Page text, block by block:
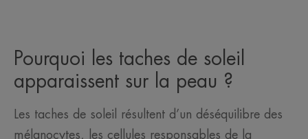
Pourquoi les taches de soleil
apparaissent sur la peau ?
Les taches de soleil résultent d’un déséquilibre des
mélanocytes, les cellules responsables de la